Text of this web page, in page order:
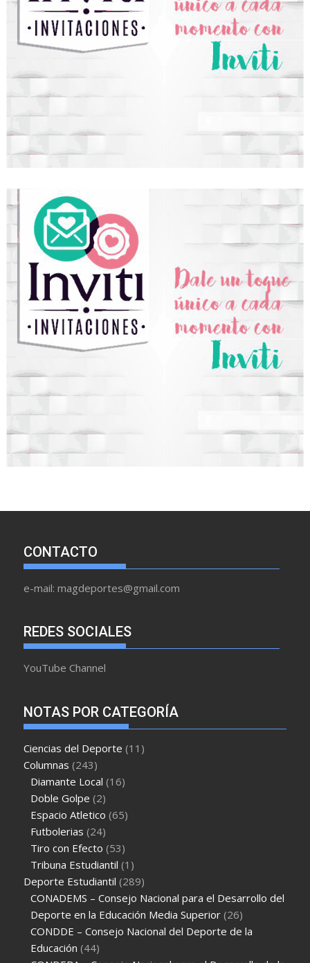
CONTACTO
e-mail: magdeportes@gmail.com
REDES SOCIALES
YouTube Channel
NOTAS POR CATEGORÍA
Ciencias del Deporte (11)
Columnas (243)
Diamante Local (16)
Doble Golpe (2)
Espacio Atletico (65)
Futbolerias (24)
Tiro con Efecto (53)
Tribuna Estudiantil (1)
Deporte Estudiantil (289)
CONADEMS – Consejo Nacional para el Desarrollo del
Deporte en la Educación Media Superior (26)
CONDDE – Consejo Nacional del Deporte de la
Educación (44)